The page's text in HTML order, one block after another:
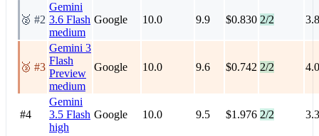
🥈 #2
Gemini
3.6 Flash
medium
Google 10.0 9.9 $0.830 2/2
🥉 #3
Gemini 3
Flash
Preview
medium
Google 10.0 9.6 $0.742 2/2
#4
Gemini
3.5 Flash
high
Google 10.0 9.5 $1.976 2/2